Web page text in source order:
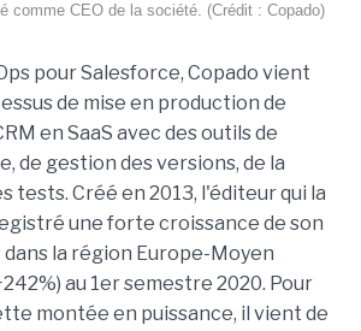
comme CEO de la société. (Crédit : Copado)
pour Salesforce, Copado vient
de mise en production de
en SaaS avec des outils de
de gestion des versions, de la
tests. Créé en 2013, l'éditeur qui la
une forte croissance de son
la région Europe-Moyen
au 1er semestre 2020. Pour
montée en puissance, il vient de